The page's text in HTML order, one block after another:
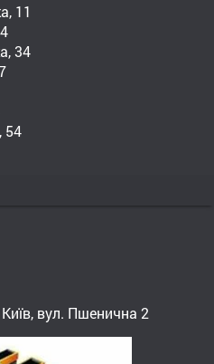
11
34
54
вул. Пшенична 2